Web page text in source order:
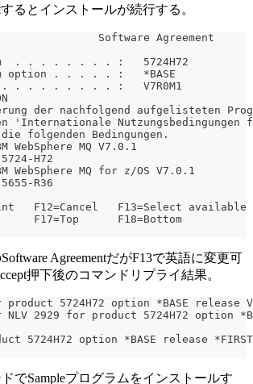
るとインストールが続行する。
Software Agreement
. . . . . . . . :   5724H72
option . . . . . :   *BASE
. . . . . . . . . :   V7R0M1
der nachfolgend aufgelisteten
'Internationale Nutzungsbedingungen
die folgenden Bedingungen.
WebSphere MQ V7.0.1
H72
WebSphere MQ for z/OS V7.0.1
R36
F12=Cancel   F13=Select available
F17=Top      F18=Bottom
AgreementだがF13で英語に変更可
押下後のコマンドリプライ結果。
product 5724H72 option *BASE
2929 for product 5724H72 option
5724H72 option *BASE release
でSampleプログラムをインストールす